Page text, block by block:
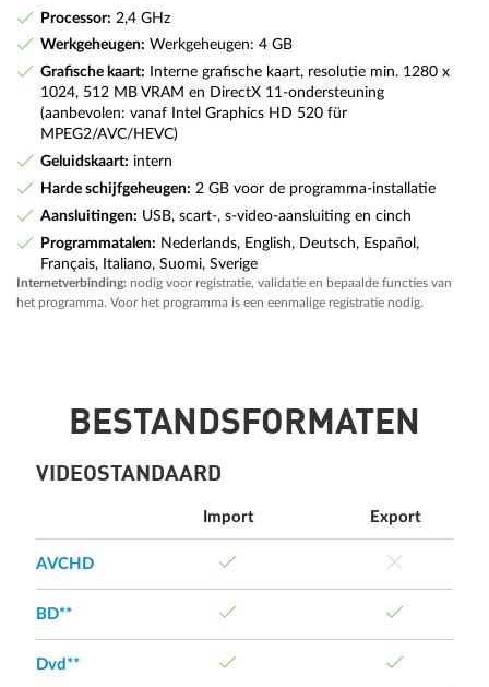
Processor: 2,4 GHz
Werkgeheugen: Werkgeheugen: 4 GB
Grafische kaart: Interne grafische kaart, resolutie min. 1280 x
1024, 512 MB VRAM en DirectX 11-ondersteuning
(aanbevolen: vanaf Intel Graphics HD 520 für
MPEG2/AVC/HEVC)
Geluidskaart: intern
Harde schijfgeheugen: 2 GB voor de programma-installatie
Aansluitingen: USB, scart-, s-video-aansluiting en cinch
Programmatalen: Nederlands, English, Deutsch, Español,
Français, Italiano, Suomi, Sverige
Internetverbinding: nodig voor registratie, validatie en bepaalde functies van
het programma. Voor het programma is een eenmalige registratie nodig.
BESTANDSFORMATEN
VIDEOSTANDAARD
Import Export
AVCHD
BD**
Dvd**